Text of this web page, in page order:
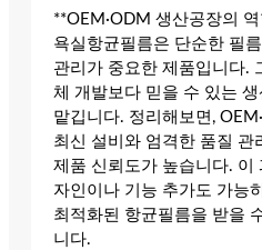
**OEM·ODM 생산공장의
욕실항균필름은 단순한 필
관리가 중요한 제품입니다.
체 개발보다 믿을 수 있는
맡깁니다. 정리해보면,
최신 설비와 엄격한 품질 관
제품 신뢰도가 높습니다. 이
자인이나 기능 추가도 가능
최적화된 항균필름을 받을
니다.